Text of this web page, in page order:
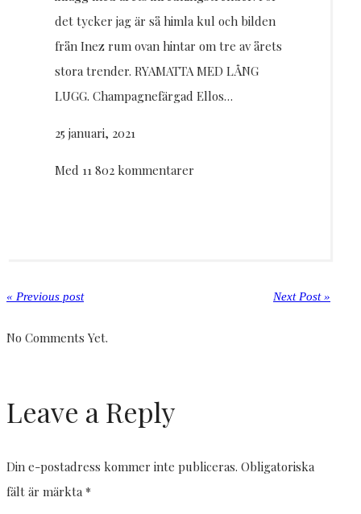
det tycker jag är så himla kul och bilden
från Inez rum ovan hintar om tre av årets
stora trender. RYAMATTA MED LÅNG
LUGG. Champagnefärgad Ellos…
25 januari, 2021
Med 11 802 kommentarer
« Previous post Next Post »
No Comments Yet.
Leave a Reply
Din e-postadress kommer inte publiceras. Obligatoriska
fält är märkta *